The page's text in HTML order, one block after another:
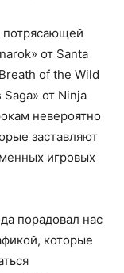
потрясающей
от Santa
of the Wild
от Ninja
невероятно
заставляют
игровых
порадовал нас
которые